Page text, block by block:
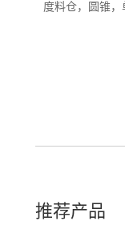
度料仓，圆锥
推荐产品